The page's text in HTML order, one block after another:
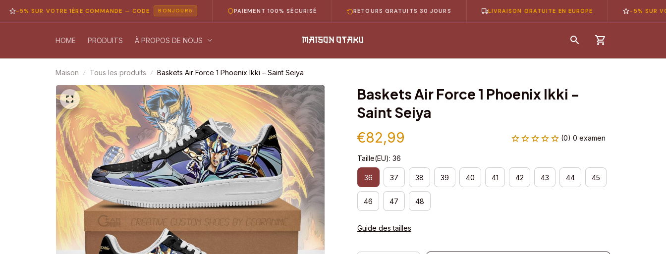
SUR VOTRE 1ÈRE COMMANDE — CODE BONJOUR5 PAIEMENT 100% SÉCURISÉ RETOURS GRATUITS 30 JOURS LIVRAISON GRATUITE EN EUROPE -5% SUR VOTRE
HOME PRODUITS À PROPOS DE NOUS
Maison Tous les produits Baskets Air Force 1 Phoenix Ikki – Saint Seiya
Baskets Air Force 1 Phoenix Ikki –
Saint Seiya
€82,99 (0) 0 examen
Taille(EU): 36
36 37 38 39 40 41 42 43 44 45
46 47 48
Guide des tailles